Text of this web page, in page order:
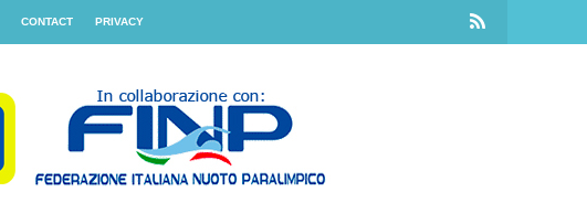
CONTACT PRIVACY